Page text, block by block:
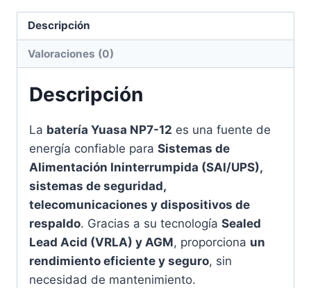
Descripción
Valoraciones (0)
Descripción
La batería Yuasa NP7-12 es una fuente de
energía confiable para Sistemas de
Alimentación Ininterrumpida (SAI/UPS),
sistemas de seguridad,
telecomunicaciones y dispositivos de
respaldo. Gracias a su tecnología Sealed
Lead Acid (VRLA) y AGM, proporciona un
rendimiento eficiente y seguro, sin
necesidad de mantenimiento.